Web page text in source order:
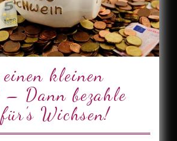
kleinen
– Dann bezahle
Wichsen!